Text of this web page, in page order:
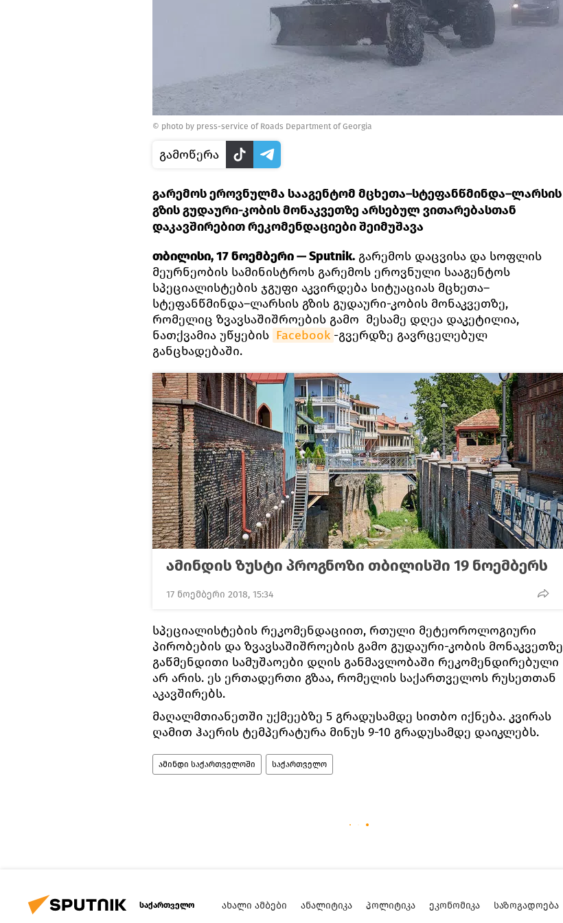
© photo by press-service of Roads Department of Georgia
გამოწერა
გარემოს ეროვნულმა სააგენტომ მცხეთა–სტეფანწმინდა–ლარსის
გზის გუდაური-კობის მონაკვეთზე არსებულ ვითარებასთან
დაკავშირებით რეკომენდაციები შეიმუშავა
თბილისი, 17 ნოემბერი — Sputnik. გარემოს დაცვისა და სოფლის
მეურნეობის სამინისტროს გარემოს ეროვნული სააგენტოს
სპეციალისტების ჯგუფი აკვირდება სიტუაციას მცხეთა–
სტეფანწმინდა–ლარსის გზის გუდაური-კობის მონაკვეთზე,
რომელიც ზვავსაშიშროების გამო მესამე დღეა დაკეტილია,
ნათქვამია უწყების Facebook -გვერდზე გავრცელებულ
განცხადებაში.
ამინდის ზუსტი პროგნოზი თბილისში 19 ნოემბერს
17 ნოემბერი 2018, 15:34
სპეციალისტების რეკომენდაციით, რთული მეტეოროლოგიური
პირობების და ზვავსაშიშროების გამო გუდაური-კობის მონაკვეთზე
გაწმენდითი სამუშაოები დღის განმავლობაში რეკომენდირებული
არ არის. ეს ერთადერთი გზაა, რომელის საქართველოს რუსეთთან
აკავშირებს.
მაღალმთიანეთში უქმეებზე 5 გრადუსამდე სითბო იქნება. კვირას
ღამით ჰაერის ტემპერატურა მინუს 9-10 გრადუსამდე დაიკლებს.
ამინდი საქართველოში საქართველო
საქართველო ᲐᲮᲐᲚᲘ ᲐᲛᲑᲔᲑᲘ ᲐᲜᲐᲚᲘᲢᲘᲙᲐ ᲞᲝᲚᲘᲢᲘᲙᲐ ᲔᲙᲝᲜᲝᲛᲘᲙᲐ ᲡᲐᲖᲝᲒᲐᲓᲝᲔᲑᲐ